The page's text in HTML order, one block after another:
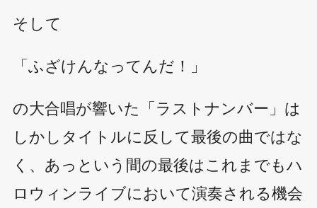
そして
「ふざけんなってんだ！」
の大合唱が響いた「ラストナンバー」は
しかしタイトルに反して最後の曲ではな
く、あっという間の最後はこれまでもハ
ロウィンライブにおいて演奏される機会